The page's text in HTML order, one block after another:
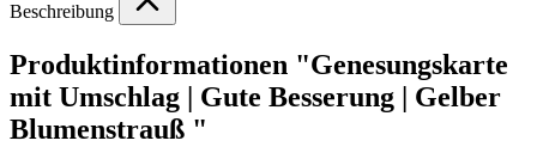
Beschreibung
Produktinformationen "Genesungskarte
mit Umschlag | Gute Besserung | Gelber
Blumenstrauß "